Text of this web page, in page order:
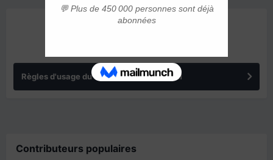
Règles d'usage du forum IMMIGRER.COM
Contributeurs populaires